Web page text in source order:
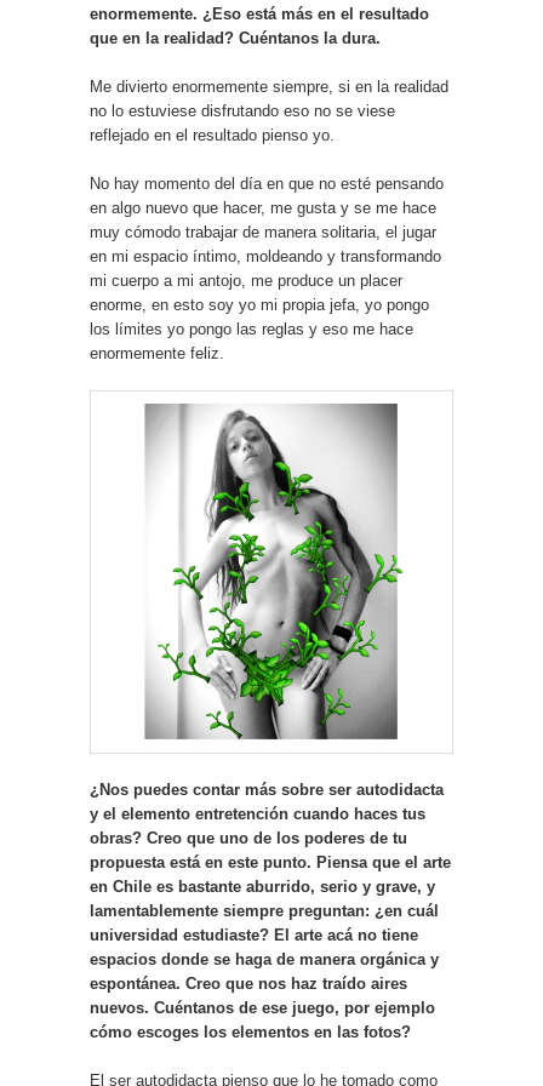
enormemente. ¿Eso está más en el resultado
que en la realidad? Cuéntanos la dura.
Me divierto enormemente siempre, si en la realidad
no lo estuviese disfrutando eso no se viese
reflejado en el resultado pienso yo.
No hay momento del día en que no esté pensando
en algo nuevo que hacer, me gusta y se me hace
muy cómodo trabajar de manera solitaria, el jugar
en mi espacio íntimo, moldeando y transformando
mi cuerpo a mi antojo, me produce un placer
enorme, en esto soy yo mi propia jefa, yo pongo
los límites yo pongo las reglas y eso me hace
enormemente feliz.
¿Nos puedes contar más sobre ser autodidacta
y el elemento entretención cuando haces tus
obras? Creo que uno de los poderes de tu
propuesta está en este punto. Piensa que el arte
en Chile es bastante aburrido, serio y grave, y
lamentablemente siempre preguntan: ¿en cuál
universidad estudiaste? El arte acá no tiene
espacios donde se haga de manera orgánica y
espontánea. Creo que nos haz traído aires
nuevos. Cuéntanos de ese juego, por ejemplo
cómo escoges los elementos en las fotos?
El ser autodidacta pienso que lo he tomado como